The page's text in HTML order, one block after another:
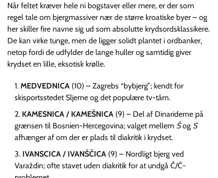
Når feltet kræver hele ni bogstaver eller mere, er der som
regel tale om bjergmassiver nær de større kroatiske byer – og
her skiller fire navne sig ud som absolutte krydsordsklassikere.
De kan virke tunge, men de ligger solidt plantet i ordbanker,
netop fordi de udfylder de lange huller og samtidig giver
krydset en lille, eksotisk krølle.
MEDVEDNICA (10) – Zagrebs “bybjerg”; kendt for
skisportsstedet Sljeme og det populære tv-tårn.
KAMESNICA / KAMEŠNICA (9) – Del af Dinariderne på
grænsen til Bosnien-Hercegovina; valget mellem Šog S
afhænger af om der er plads til diakritik i krydset.
IVANSCICA / IVANŠČICA (9) – Nordligt bjerg ved
Varaždin; ofte stavet uden diakritik for at undgå Č/Ć-